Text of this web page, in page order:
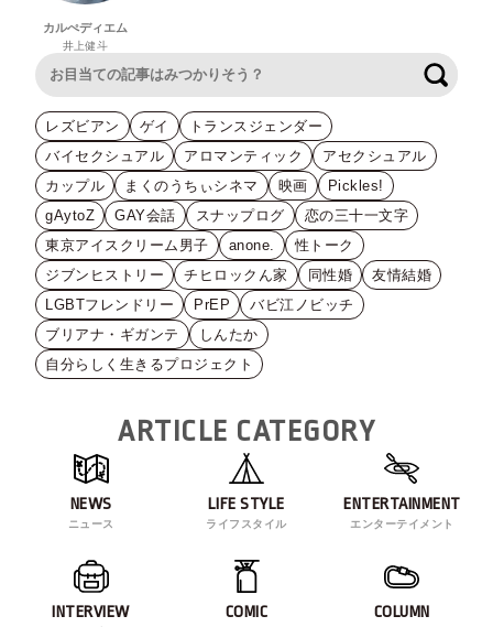
カルぺディエム
井上健斗
レズビアン ゲイ
トランスジェンダー
バイセクシュアル
アロマンティック
アセクシュアル
カップル
まくのうちぃシネマ 映画
Pickles!
gAytoZ
GAY会話 スナップログ
恋の三十一文字
東京アイスクリーム男子
anone.
性トーク
ジブンヒストリー
チヒロックん家 同性婚
友情結婚
LGBTフレンドリー
PrEP
バビ江ノビッチ
ブリアナ・ギガンテ
しんたか
自分らしく生きるプロジェクト
ARTICLE CATEGORY
NEWS
ニュース
LIFE STYLE
ライフスタイル
ENTERTAINMENT
エンターテイメント
INTERVIEW COMIC COLUMN